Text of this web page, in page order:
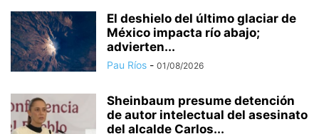
El deshielo del último glaciar de
México impacta río abajo;
advierten...
Pau Ríos - 01/08/2026
Sheinbaum presume detención
de autor intelectual del asesinato
del alcalde Carlos...